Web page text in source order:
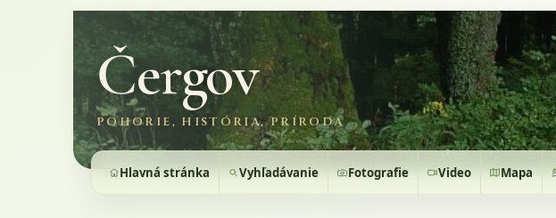
Čergov
POHORIE, HISTÓRIA, PRÍRODA
Hlavná stránka Vyhľadávanie Fotografie Video Mapa